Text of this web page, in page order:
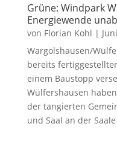
Grüne: Windpark
Energiewende
von Florian Kohl |
Wargolshausen/
bereits
einem Baustopp
Wülfershausen
der tangierten
und Saal an der